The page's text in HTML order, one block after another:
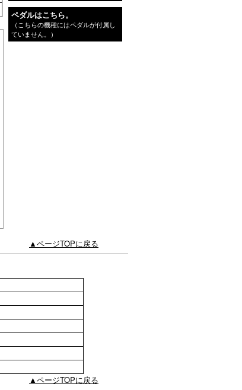
ペダルはこちら。
（こちらの機種にはペダルが付属し
ていません。）
▲ページTOPに戻る
▲ページTOPに戻る